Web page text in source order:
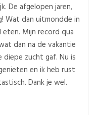
De afgelopen jaren,
Wat dan uitmondde in
Mijn record qua
dan na de vakantie
diepe zucht gaf. Nu is
en ik heb rust
Dank je wel.